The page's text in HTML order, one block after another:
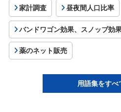
家計調査 昼夜間人口比率
バンドワゴン効果、スノッブ効
薬のネット販売
用語集をすべ